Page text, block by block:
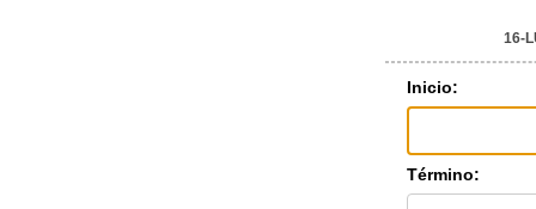
16-
Inicio:
Término: